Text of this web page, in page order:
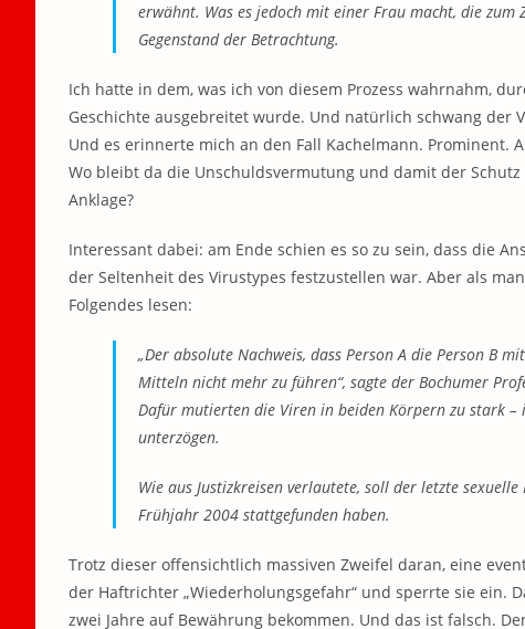
erwähnt. Was es jedoch mit einer Frau macht, die
Gegenstand der Betrachtung.
Ich hatte in dem, was ich von diesem Prozess wahrnahm,
Geschichte ausgebreitet wurde. Und natürlich schwang
Und es erinnerte mich an den Fall Kachelmann. Prominent.
Wo bleibt da die Unschuldsvermutung und damit der
Anklage?
Interessant dabei: am Ende schien es so zu sein, dass die
der Seltenheit des Virustypes festzustellen war. Aber als
Folgendes lesen:
„Der absolute Nachweis, dass Person A die Person B
Mitteln nicht mehr zu führen“, sagte der Bochumer
Dafür mutierten die Viren in beiden Körpern zu stark –
unterzögen.
Wie aus Justizkreisen verlautete, soll der letzte
Frühjahr 2004 stattgefunden haben.
Trotz dieser offensichtlich massiven Zweifel daran, eine
der Haftrichter „Wiederholungsgefahr“ und sperrte sie ein.
zwei Jahre auf Bewährung bekommen. Und das ist falsch.